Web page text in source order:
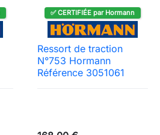
✅ CERTIFIÉE par Hormann
Ressort de traction
N°753 Hormann
Référence 3051061